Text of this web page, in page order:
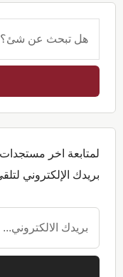
تبحث
عن
لمتابعة اخر
بريدك الإلكتروني